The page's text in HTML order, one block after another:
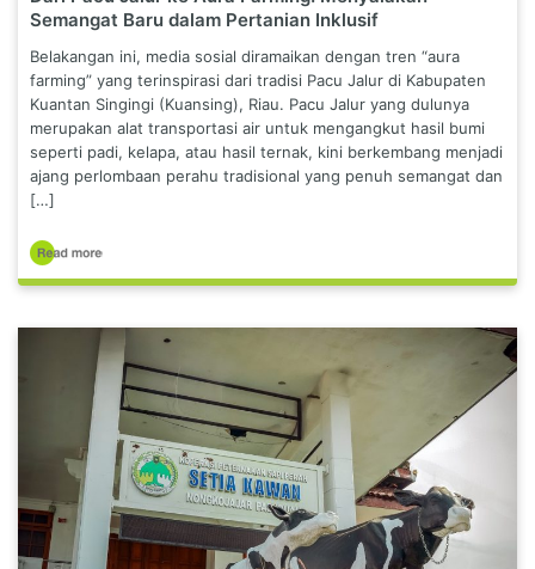
Semangat Baru dalam Pertanian Inklusif
Belakangan ini, media sosial diramaikan dengan tren “aura
farming” yang terinspirasi dari tradisi Pacu Jalur di Kabupaten
Kuantan Singingi (Kuansing), Riau. Pacu Jalur yang dulunya
merupakan alat transportasi air untuk mengangkut hasil bumi
seperti padi, kelapa, atau hasil ternak, kini berkembang menjadi
ajang perlombaan perahu tradisional yang penuh semangat dan
[…]